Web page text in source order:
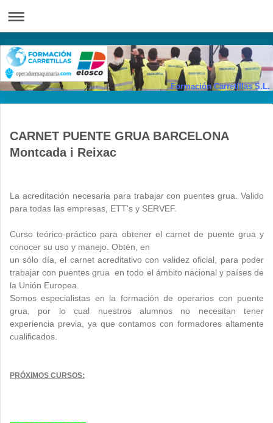
Formación Carretillas S.L.
CARNET PUENTE GRUA BARCELONA
Montcada i Reixac
La acreditación necesaria para trabajar con puentes grua. Valido
para todas las empresas, ETT's y SERVEF.
Curso teórico-práctico para obtener el carnet de puente grua y
conocer su uso y manejo. Obtén, en
un sólo día, el carnet acreditativo con validez oficial, para poder
trabajar con puentes grua en todo el ámbito nacional y países de
la Unión Europea.
Somos especialistas en la formación de operarios con puente
grua, por lo cual nuestros alumnos no necesitan tener
experiencia previa, ya que contamos con formadores altamente
cualificados.
PRÓXIMOS CURSOS: